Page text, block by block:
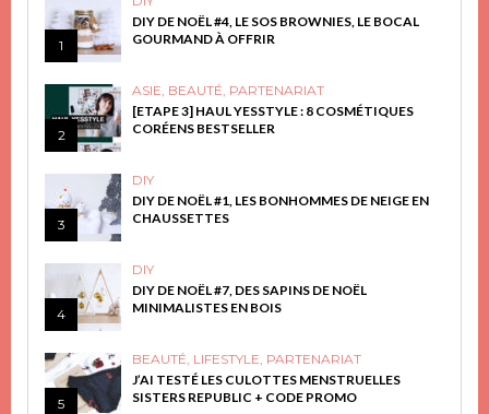
1
DIY DE NOËL #4, LE SOS BROWNIES, LE BOCAL
GOURMAND À OFFRIR
2
ASIE, BEAUTÉ, PARTENARIAT
[ETAPE 3] HAUL YESSTYLE : 8 COSMÉTIQUES
CORÉENS BESTSELLER
3
DIY
DIY DE NOËL #1, LES BONHOMMES DE NEIGE EN
CHAUSSETTES
4
DIY
DIY DE NOËL #7, DES SAPINS DE NOËL
MINIMALISTES EN BOIS
5
BEAUTÉ, LIFESTYLE, PARTENARIAT
J’AI TESTÉ LES CULOTTES MENSTRUELLES
SISTERS REPUBLIC + CODE PROMO